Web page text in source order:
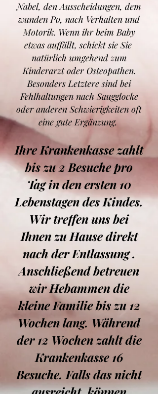
Nabel, den Ausscheidungen, dem
wunden Po, nach Verhalten und
Motorik. Wenn ihr beim Baby
etwas auffällt, schickt sie Sie
natürlich umgehend zum
Kinderarzt oder Osteopathen.
Besonders Letztere sind bei
Fehlhaltungen nach Saugglocke
oder anderen Schwierigkeiten oft
eine gute Ergänzung.
Ihre Krankenkasse zahlt
bis zu 2 Besuche pro
Tag in den ersten 10
Lebenstagen des Kindes.
Wir treffen uns bei
Ihnen zu Hause direkt
nach der Entlassung .
Anschließend betreuen
wir Hebammen die
kleine Familie bis zu 12
Wochen lang. Während
der 12 Wochen zahlt die
Krankenkasse 16
Besuche. Falls das nicht